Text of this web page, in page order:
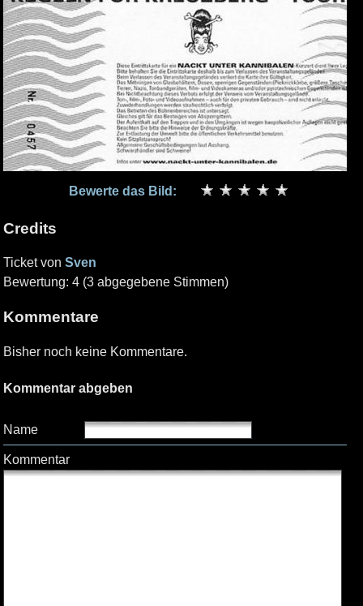
Bewerte das Bild:
Credits
Ticket von Sven
Bewertung: 4 (3 abgegebene Stimmen)
Kommentare
Bisher noch keine Kommentare.
Kommentar abgeben
Name
Kommentar